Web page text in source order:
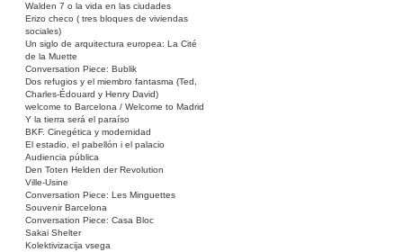
Walden 7 o la vida en las ciudades
Erizo checo ( tres bloques de viviendas
sociales)
Un siglo de arquitectura europea: La Cité
de la Muette
Conversation Piece: Bublik
Dos refugios y el miembro fantasma (Ted,
Charles-Édouard y Henry David)
welcome to Barcelona / Welcome to Madrid
Y la tierra será el paraíso
BKF. Cinegética y modernidad
El estadio, el pabellón i el palacio
Audiencia pública
Den Toten Helden der Revolution
Ville-Usine
Conversation Piece: Les Minguettes
Souvenir Barcelona
Conversation Piece: Casa Bloc
Sakai Shelter
Kolektivizacija vsega